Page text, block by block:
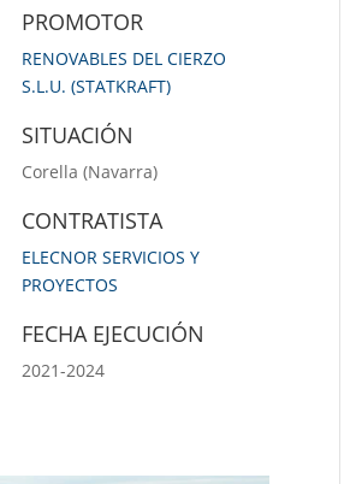
PROMOTOR
RENOVABLES DEL CIERZO
S.L.U. (STATKRAFT)
SITUACIÓN
Corella (Navarra)
CONTRATISTA
ELECNOR SERVICIOS Y
PROYECTOS
FECHA EJECUCIÓN
2021-2024